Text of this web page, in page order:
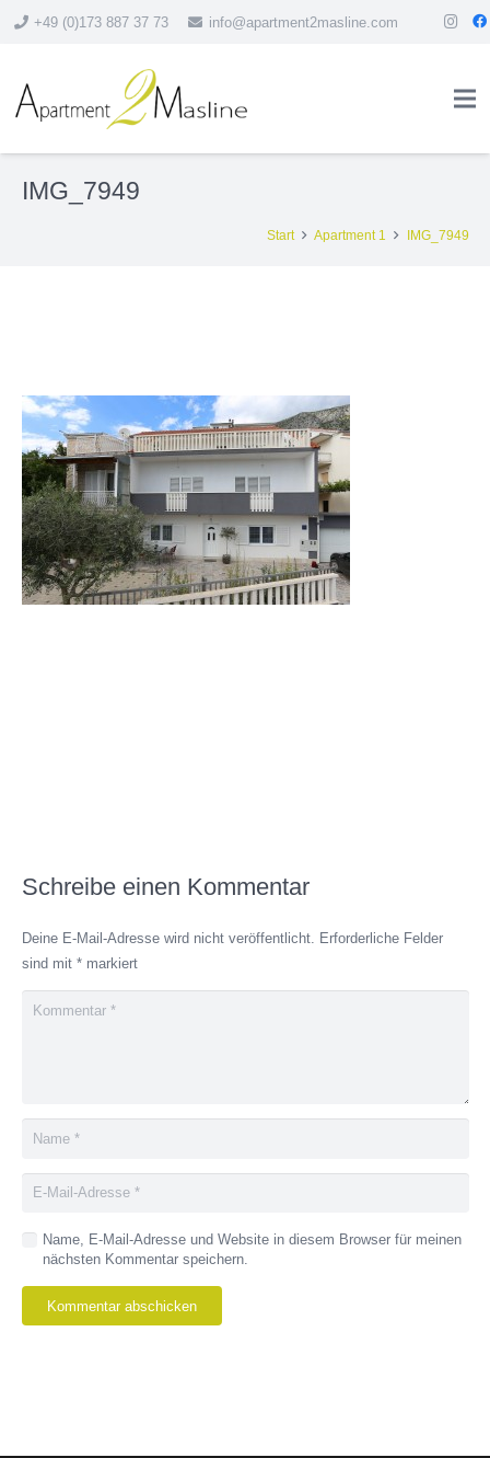
+49 (0)173 887 37 73 info@apartment2masline.com
IMG_7949
Start Apartment 1 IMG_7949
Schreibe einen Kommentar
Deine E-Mail-Adresse wird nicht veröffentlicht. Erforderliche Felder
sind mit *markiert
Name, E-Mail-Adresse und Website in diesem Browser für meinen
nächsten Kommentar speichern.
Kommentar abschicken